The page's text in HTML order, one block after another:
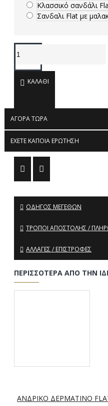
Κλασσικό σανδάλι
Σανδαλι Flat με
ΚΑΛΆΘΙ
ΑΓΟΡΆ ΤΏΡΑ
ΈΧΕΤΕ ΚΆΠΟΙΑ ΕΡΏΤΗΣΗ
ΟΔΗΓΌΣ ΜΕΓΕΘΏΝ
ΤΡΌΠΟΙ ΑΠΟΣΤΟΛΉΣ /
ΑΛΛΑΓΈΣ / ΕΠΙΣΤΡΟΦΈΣ
ΠΕΡΙΣΣΌΤΕΡΑ ΑΠΌ ΤΗΝ
ΑΝΔΡΙΚΟ ΔΕΡΜΑΤΙΝΟ